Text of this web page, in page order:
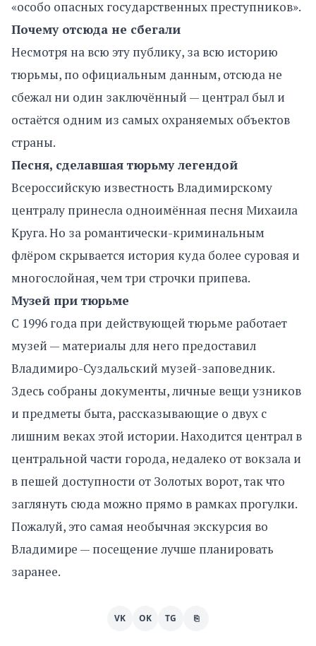
«особо опасных государственных преступников».
Почему отсюда не сбегали
Несмотря на всю эту публику, за всю историю
тюрьмы, по официальным данным, отсюда не
сбежал ни один заключённый — централ был и
остаётся одним из самых охраняемых объектов
страны.
Песня, сделавшая тюрьму легендой
Всероссийскую известность Владимирскому
централу принесла одноимённая песня Михаила
Круга. Но за романтически-криминальным
флёром скрывается история куда более суровая и
многослойная, чем три строчки припева.
Музей при тюрьме
С 1996 года при действующей тюрьме работает
музей — материалы для него предоставил
Владимиро-Суздальский музей-заповедник.
Здесь собраны документы, личные вещи узников
и предметы быта, рассказывающие о двух с
лишним веках этой истории. Находится централ в
центральной части города, недалеко от вокзала и
в пешей доступности от Золотых ворот, так что
заглянуть сюда можно прямо в рамках прогулки.
Пожалуй, это самая необычная экскурсия во
Владимире — посещение лучше планировать
заранее.
VK OK TG ⎘